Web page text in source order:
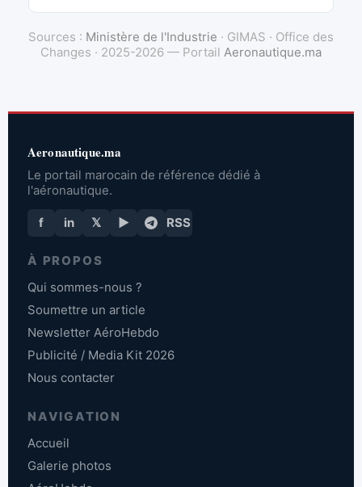
Sources : Ministère de l'Industrie · GIMAS · Office des
Changes · 2025-2026 — Portail Aeronautique.ma
Aeronautique.ma
Le portail marocain de référence dédié à
l'aéronautique.
f in 𝕏 ▶ RSS
À PROPOS
Qui sommes-nous ?
Soumettre un article
Newsletter AéroHebdo
Publicité / Media Kit 2026
Nous contacter
NAVIGATION
Accueil
Galerie photos